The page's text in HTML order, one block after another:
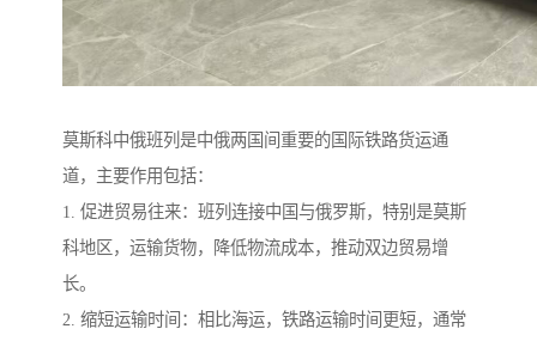
莫斯科中俄班列是中俄两国间重要的国际铁路货运通
道，主要作用包括：
1. 促进贸易往来：班列连接中国与俄罗斯，特别是莫斯
科地区，运输货物，降低物流成本，推动双边贸易增
长。
2. 缩短运输时间：相比海运，铁路运输时间更短，通常